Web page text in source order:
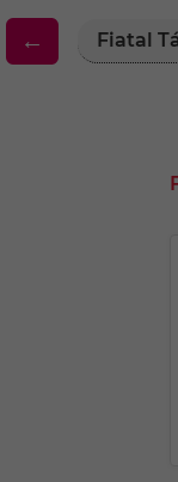
← Fiatal